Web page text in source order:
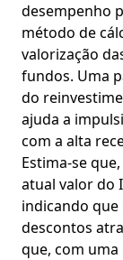
desempenho
método de
valorização
fundos. Uma
do
ajuda a
com a alta
Estima-se
atual valor do
indicando
descontos
que, com